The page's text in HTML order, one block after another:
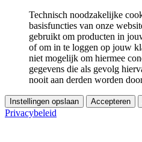
Technisch noodzakelijke
basisfuncties van onze
gebruikt om producten in
of om in te loggen op jouw
niet mogelijk om hiermee
gegevens die als gevolg
nooit aan derden worden
Instellingen opslaan Accepteren
Privacybeleid